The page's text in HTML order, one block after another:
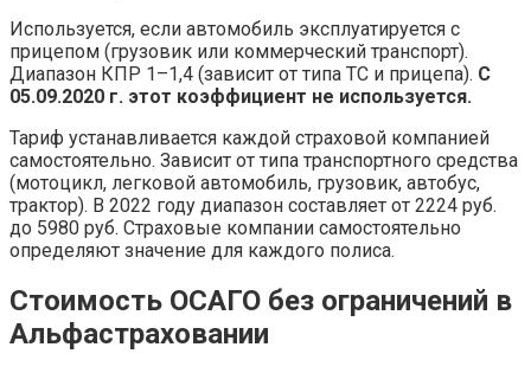
Используется, если автомобиль эксплуатируется с
прицепом (грузовик или коммерческий транспорт).
Диапазон КПР 1–1,4 (зависит от типа ТС и прицепа). С
05.09.2020 г. этот коэффициент не используется.
Тариф устанавливается каждой страховой компанией
самостоятельно. Зависит от типа транспортного средства
(мотоцикл, легковой автомобиль, грузовик, автобус,
трактор). В 2022 году диапазон составляет от 2224 руб.
до 5980 руб. Страховые компании самостоятельно
определяют значение для каждого полиса.
Стоимость ОСАГО без ограничений в
Альфастраховании